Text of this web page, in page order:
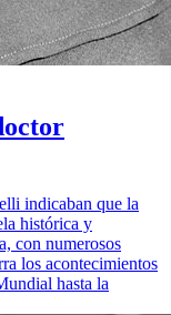
indicaban que la
histórica y
con numerosos
los acontecimientos
hasta la